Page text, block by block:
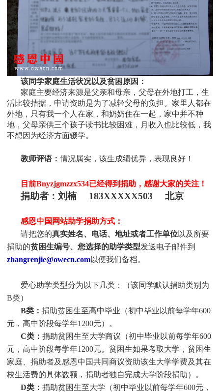
该同学家庭生活状况以及贫困原因：
家庭主要经济来源是父亲和母亲，父母在外地打工，生
活比较拮据，申请资助是为了减轻父母的负担。家里人都在
外地，只有我一个人在家，和奶奶住在一起，家中并不种
地，父母亲供三个孩子读书比较困难，月收入也比较低，我
不想因为经济方面辍学。
教师评语：情况属实，该生成绩优异，表现良好！
目前Bnyzjgmzzx534已经得到捐助，感谢大家的关注！
捐助者： 刘楠 183XXXXX503 北京
感恩中国网站助学捐助方式：
请把您的真实姓名、电话、地址或者工作单位以及所要
捐助的贫困生编号、您选择的助学类型发送电子邮件到
zhangrenjie@owecn.com以便我们备档。
爱心助学类型分为以下几类：（该同学默认捐助类别为
B类）
B类： 捐助贫困生至高中毕业（初中毕业以前每学年600
元，高中阶段每学年1200元）。
C类： 捐助贫困生至大学商议（初中毕业以前每学年600
元，高中阶段每学年1200元。贫困生如果考取大学，贫困生
家庭、捐助者及感恩中国共同商议资助该生大学学费及其在
校生活费的具体数额，捐助者独自完成大学阶段捐助）。
D类： 捐助贫困生至大学（初中毕业以前每学年600元，